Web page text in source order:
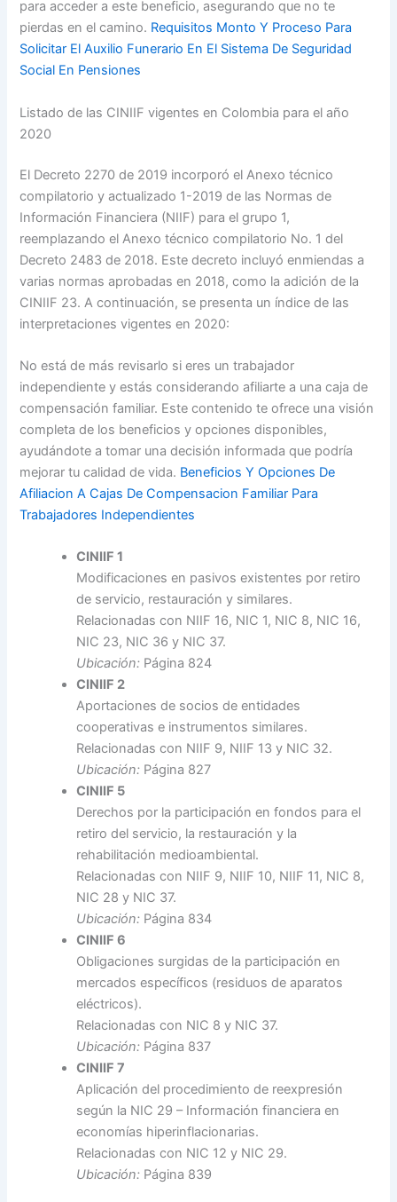
para acceder a este beneficio, asegurando que no te
pierdas en el camino. Requisitos Monto Y Proceso Para
Solicitar El Auxilio Funerario En El Sistema De Seguridad
Social En Pensiones
Listado de las CINIIF vigentes en Colombia para el año
2020
El Decreto 2270 de 2019 incorporó el Anexo técnico
compilatorio y actualizado 1-2019 de las Normas de
Información Financiera (NIIF) para el grupo 1,
reemplazando el Anexo técnico compilatorio No. 1 del
Decreto 2483 de 2018. Este decreto incluyó enmiendas a
varias normas aprobadas en 2018, como la adición de la
CINIIF 23. A continuación, se presenta un índice de las
interpretaciones vigentes en 2020:
No está de más revisarlo si eres un trabajador
independiente y estás considerando afiliarte a una caja de
compensación familiar. Este contenido te ofrece una visión
completa de los beneficios y opciones disponibles,
ayudándote a tomar una decisión informada que podría
mejorar tu calidad de vida. Beneficios Y Opciones De
Afiliacion A Cajas De Compensacion Familiar Para
Trabajadores Independientes
CINIIF 1
Modificaciones en pasivos existentes por retiro
de servicio, restauración y similares.
Relacionadas con NIIF 16, NIC 1, NIC 8, NIC 16,
NIC 23, NIC 36 y NIC 37.
Ubicación: Página 824
CINIIF 2
Aportaciones de socios de entidades
cooperativas e instrumentos similares.
Relacionadas con NIIF 9, NIIF 13 y NIC 32.
Ubicación: Página 827
CINIIF 5
Derechos por la participación en fondos para el
retiro del servicio, la restauración y la
rehabilitación medioambiental.
Relacionadas con NIIF 9, NIIF 10, NIIF 11, NIC 8,
NIC 28 y NIC 37.
Ubicación: Página 834
CINIIF 6
Obligaciones surgidas de la participación en
mercados específicos (residuos de aparatos
eléctricos).
Relacionadas con NIC 8 y NIC 37.
Ubicación: Página 837
CINIIF 7
Aplicación del procedimiento de reexpresión
según la NIC 29 – Información financiera en
economías hiperinflacionarias.
Relacionadas con NIC 12 y NIC 29.
Ubicación: Página 839